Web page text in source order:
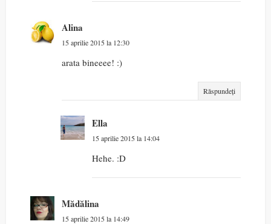
Alina
15 aprilie 2015 la 12:30
arata bineeee! :)
Răspundeți
Ella
15 aprilie 2015 la 14:04
Hehe. :D
Mădălina
15 aprilie 2015 la 14:49